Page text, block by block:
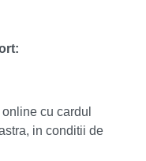
cu cardul
in conditii de